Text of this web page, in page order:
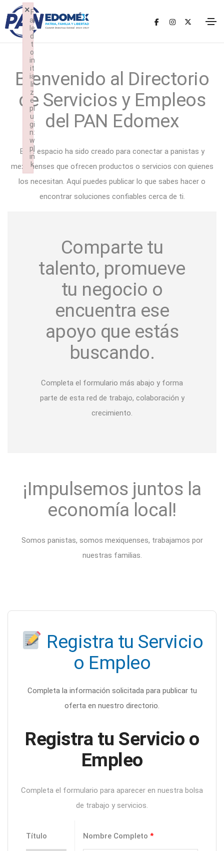
Bienvenido al Directorio
de Servicios y Empleos
del PAN Edomex
Este espacio ha sido creado para conectar a panistas y
mexiquenses que ofrecen productos o servicios con quienes
los necesitan. Aquí puedes publicar lo que sabes hacer o
encontrar soluciones confiables cerca de ti.
Comparte tu
talento, promueve
tu negocio o
encuentra ese
apoyo que estás
buscando.
Completa el formulario más abajo y forma
parte de esta red de trabajo, colaboración y
crecimiento.
¡Impulsemos juntos la
economía local!
Somos panistas, somos mexiquenses, trabajamos por
nuestras familias.
Registra tu Servicio
o Empleo
Completa la información solicitada para publicar tu
oferta en nuestro directorio.
Registra tu Servicio o
Empleo
Completa el formulario para aparecer en nuestra bolsa
de trabajo y servicios.
Título Nombre Completo *
F
ai
le
d
t
o
in
it
ia
li
z
e
pl
u
gi
n:
w
pl
in
k
×
Failed to initialize plugin: wplink